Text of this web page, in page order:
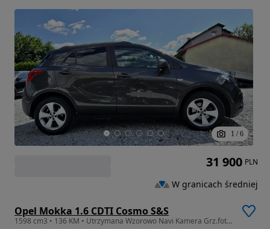
1 / 6
Opel Mokka 1.6 CDTI Cosmo S&S
1598 cm3 • 136 KM • Utrzymana Wzorowo Navi Kamera Grz.fotele+kierownica
31 900 PLN
W granicach średniej